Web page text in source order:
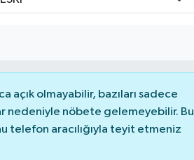
açık olmayabilir, bazıları sadece
nedeniyle nöbete gelemeyebilir. Bu
telefon aracılığıyla teyit etmeniz